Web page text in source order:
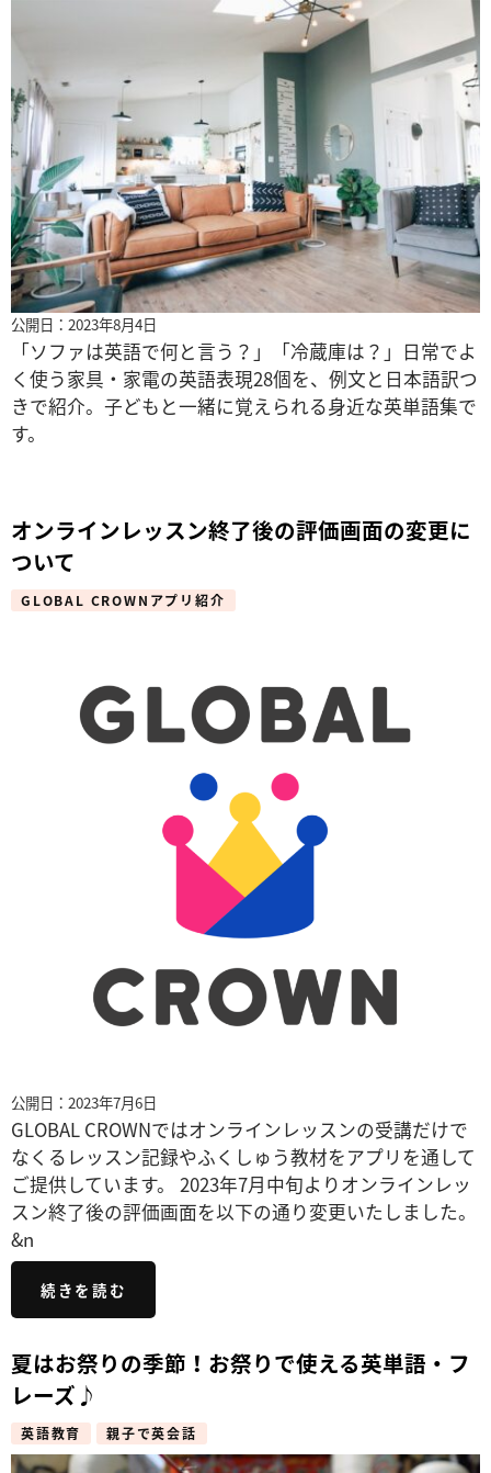
公開日：2023年8月4日
「ソファは英語で何と言う？」「冷蔵庫は？」日常でよ
く使う家具・家電の英語表現28個を、例文と日本語訳つ
きで紹介。子どもと一緒に覚えられる身近な英単語集で
す。
オンラインレッスン終了後の評価画面の変更に
ついて
GLOBAL CROWNアプリ紹介
公開日：2023年7月6日
GLOBAL CROWNではオンラインレッスンの受講だけで
なくるレッスン記録やふくしゅう教材をアプリを通して
ご提供しています。 2023年7月中旬よりオンラインレッ
スン終了後の評価画面を以下の通り変更いたしました。
&n
続きを読む
夏はお祭りの季節！お祭りで使える英単語・フ
レーズ♪
英語教育 親子で英会話